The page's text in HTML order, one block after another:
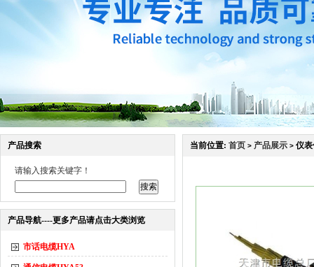
产品搜索
请输入搜索关键字！
产品导航----更多产品请点击大类浏览
市话电缆HYA
当前位置: 首页 > 产品展示 > 仪